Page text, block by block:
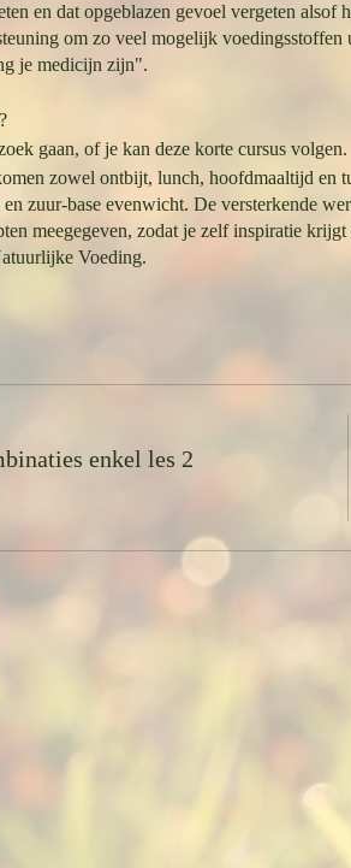
en dat opgeblazen gevoel vergeten alsof
om zo veel mogelijk
je medicijn zijn".
gaan, of je kan deze korte cursus volgen.
zowel ontbijt, lunch, hoofdmaaltijd en
zuur-base evenwicht. De versterkende
meegegeven, zodat je zelf inspiratie
Voeding.
en VGL-gezondheidsconsulent heeft ze
is om gezond te eten.
enkel les 2